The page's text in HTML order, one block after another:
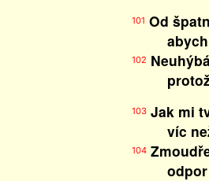
101 Od
abych
102
protože
103 Jak mi
víc nežli
104
odpor